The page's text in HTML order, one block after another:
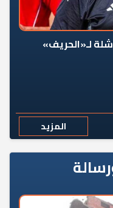
لـ«الحريف»
المزيد